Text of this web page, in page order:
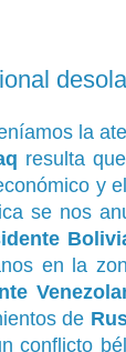
la
resulta
y
se nos
en la
de
conflicto